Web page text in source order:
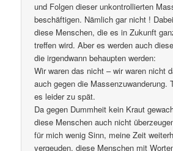
und Folgen dieser unkontrollierten
beschäftigen. Nämlich gar nicht !
diese Menschen, die es in Zukunft
treffen wird. Aber es werden auch
die irgendwann behaupten werden:
Wir waren das nicht – wir waren nicht
auch gegen die Massenzuwanderung.
es leider zu spät.
Da gegen Dummheit kein Kraut
diese Menschen auch nicht
für mich wenig Sinn, meine Zeit
vergeuden, diese Menschen mit